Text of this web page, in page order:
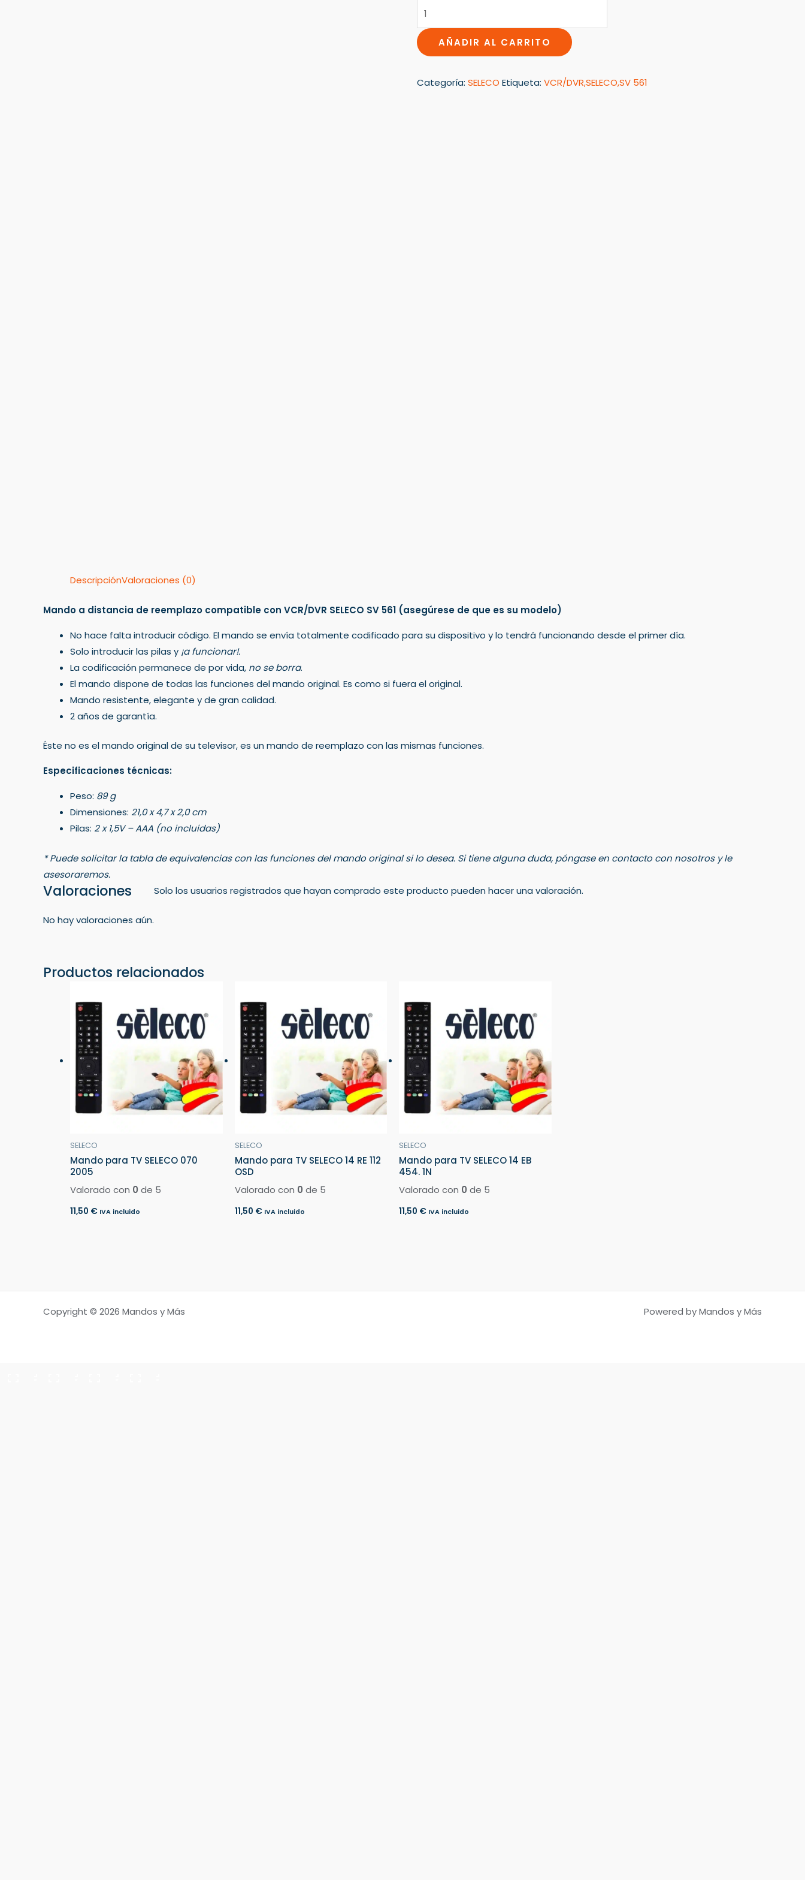
AÑADIR AL CARRITO
Categoría: SELECO Etiqueta: VCR/DVR,SELECO,SV 561
DescripciónValoraciones (0)
Mando a distancia de reemplazo compatible con VCR/DVR SELECO SV 561 (asegúrese de que es su modelo)
No hace falta introducir código. El mando se envía totalmente codificado para su dispositivo y lo tendrá funcionando desde el primer día.
Solo introducir las pilas y ¡a funcionar!.
La codificación permanece de por vida, no se borra.
El mando dispone de todas las funciones del mando original. Es como si fuera el original.
Mando resistente, elegante y de gran calidad.
2 años de garantía.
Éste no es el mando original de su televisor, es un mando de reemplazo con las mismas funciones.
Especificaciones técnicas:
Peso: 89 g
Dimensiones: 21,0 x 4,7 x 2,0 cm
Pilas: 2 x 1,5V – AAA (no incluidas)
* Puede solicitar la tabla de equivalencias con las funciones del mando original si lo desea. Si tiene alguna duda, póngase en contacto con nosotros y le
asesoraremos.
Valoraciones
No hay valoraciones aún.
Solo los usuarios registrados que hayan comprado este producto pueden hacer una valoración.
Productos relacionados
SELECO
Mando para TV SELECO 070
2005
Valorado con 0 de 5
11,50 € IVA incluido
SELECO
Mando para TV SELECO 14 RE 112
OSD
Valorado con 0 de 5
11,50 € IVA incluido
SELECO
Mando para TV SELECO 14 EB
454. 1N
Valorado con 0 de 5
11,50 € IVA incluido
Copyright © 2026 Mandos y Más Powered by Mandos y Más